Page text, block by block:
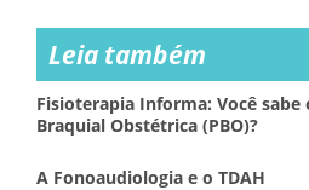
Leia também
Fisioterapia Informa: Você sabe
Braquial Obstétrica (PBO)?
A Fonoaudiologia e o TDAH